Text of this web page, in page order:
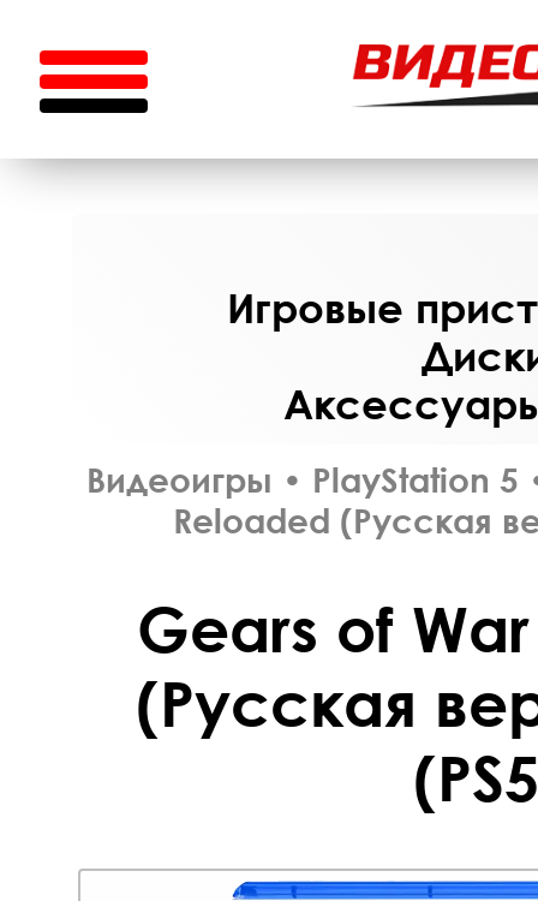
Игровые
Видеоигры • PlayStation 5
Reloaded (Русская
Gears of
(Русская